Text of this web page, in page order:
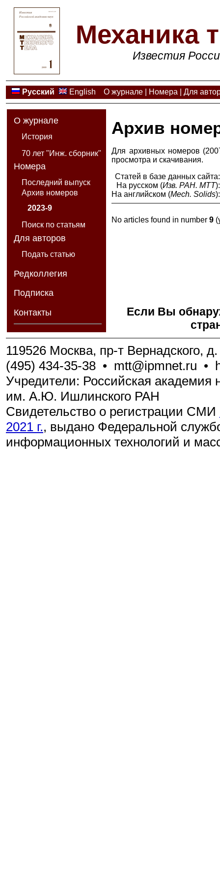
Механика
Известия
Русский English О журнале| Номера Для
О журнале
История
70 лет "Инж. сборник"
Номера
Последний выпуск
Архив номеров
2023-9
Поиск по статьям
Для авторов
Подать статью
Редколлегия
Подписка
Контакты
Архив
Для архивных номеров
просмотра и скачивания.
Статей в базе данных сайта:
На русском (Изв. РАН. МТТ):
На английском (Mech. Solids):
No articles found in number9
Если Вы
119526 Москва, пр-т Вернадского,
(495) 434-35-38 • mtt@ipmnet.ru •
Учредители: Российская академия
им. А.Ю. Ишлинского РАН
Свидетельство о регистрации СМИ
2021 г., выдано Федеральной
информационных технологий и